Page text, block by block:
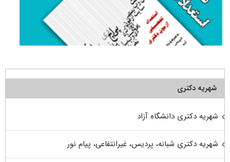
شهریه دکتری
شهریه دکتری دانشگاه آزاد
شهریه دکتری شبانه، پردیس، غیرانتفاعی، پیام نور